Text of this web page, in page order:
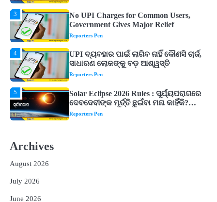
4
UPI ବ୍ୟବହାର ପାଇଁ ଲାଗିବ ନାହିଁ କୌଣସି ଚାର୍ଜ,
ସାଧାରଣ ଲୋକଙ୍କୁ ବଡ଼ ଆଶ୍ୱସ୍ତି
Reporters Pen
5
Solar Eclipse 2026 Rules : ସୂର୍ଯ୍ୟପରାଗରେ
ଦେବଦେବୀଙ୍କ ମୂର୍ତ୍ତି ଛୁଇଁବା ମନା କାହିଁକି?
ଜାଣନ୍ତୁ ଏହା ପଛରେ ଥିବା ଧାର୍ମିକ ମାନ୍ୟତା
Reporters Pen
1
Dreaming of Gold, Peacock or Temple?
Know What These 5 Auspicious Dreams
Are Believed to Mean
Reporters Pen
Archives
August 2026
July 2026
June 2026